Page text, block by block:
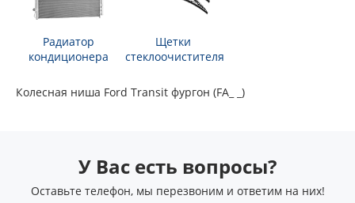
Радиатор
кондиционера
Щетки
стеклоочистителя
Колесная ниша Ford Transit фургон (FA_ _)
У Вас есть вопросы?
Оставьте телефон, мы перезвоним и ответим на них!